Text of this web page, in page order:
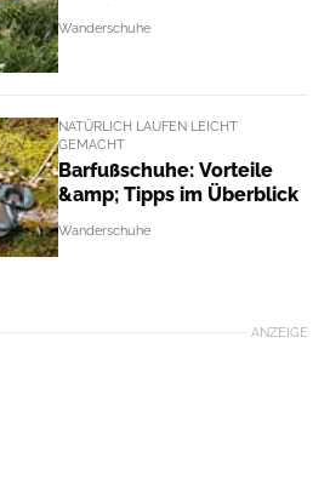
Wanderschuhe
NATÜRLICH LAUFEN LEICHT
GEMACHT
Barfußschuhe: Vorteile
&amp; Tipps im Überblick
Wanderschuhe
ANZEIGE